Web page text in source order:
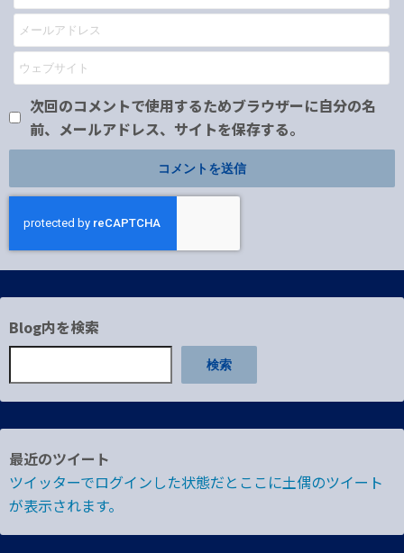
次回のコメントで使用するためブラウザーに自分の名
前、メールアドレス、サイトを保存する。
Blog内を検索
検索
最近のツイート
ツイッターでログインした状態だとここに土偶のツイート
が表示されます。